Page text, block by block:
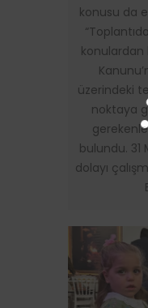
konusu da
konulardan
üzerindeki
noktaya
bulundu.
dolayı